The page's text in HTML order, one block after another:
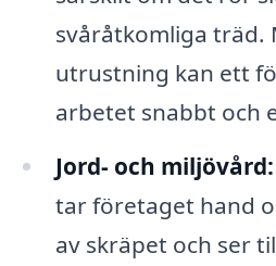
svåråtkomliga träd.
utrustning kan ett
arbetet snabbt och
Jord- och miljövård:
tar företaget hand
av skräpet och ser